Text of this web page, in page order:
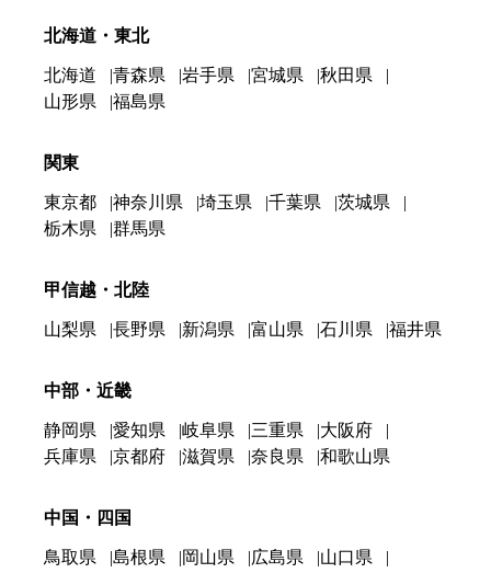
北海道・東北
北海道 青森県 岩手県 宮城県
秋田県
山形県
福島県
関東
東京都 神奈川県 埼玉県 千葉県
茨城県
栃木県
群馬県
甲信越・北陸
山梨県 長野県 新潟県 富山県 石川県 福井県
中部・近畿
静岡県 愛知県 岐阜県 三重県
大阪府
兵庫県
京都府 滋賀県 奈良県 和歌山県
中国・四国
鳥取県 島根県 岡山県 広島県
山口県